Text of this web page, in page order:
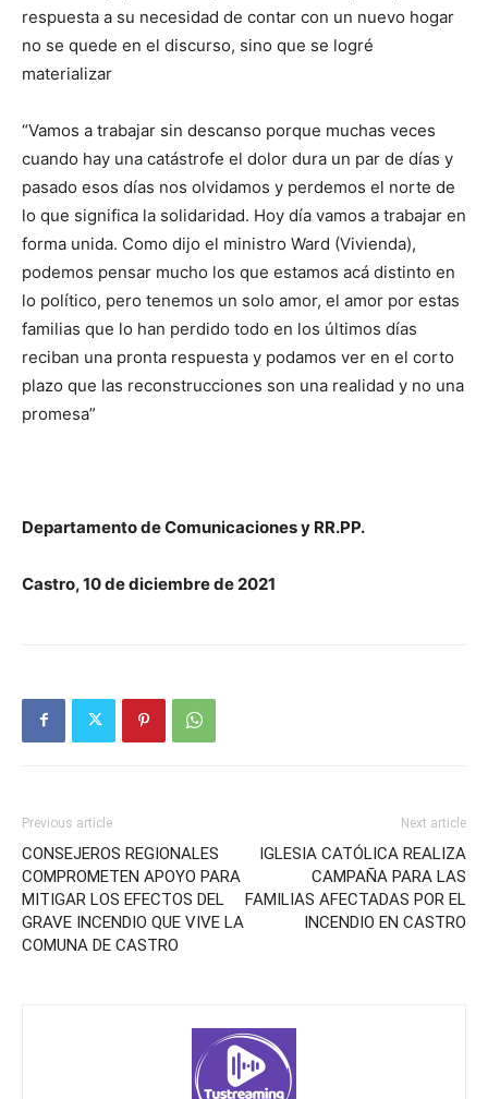
respuesta a su necesidad de contar con un nuevo hogar
no se quede en el discurso, sino que se logré
materializar
“Vamos a trabajar sin descanso porque muchas veces
cuando hay una catástrofe el dolor dura un par de días y
pasado esos días nos olvidamos y perdemos el norte de
lo que significa la solidaridad. Hoy día vamos a trabajar en
forma unida. Como dijo el ministro Ward (Vivienda),
podemos pensar mucho los que estamos acá distinto en
lo político, pero tenemos un solo amor, el amor por estas
familias que lo han perdido todo en los últimos días
reciban una pronta respuesta y podamos ver en el corto
plazo que las reconstrucciones son una realidad y no una
promesa”
Departamento de Comunicaciones y RR.PP.
Castro, 10 de diciembre de 2021
Previous article
CONSEJEROS REGIONALES
COMPROMETEN APOYO PARA
MITIGAR LOS EFECTOS DEL
GRAVE INCENDIO QUE VIVE LA
COMUNA DE CASTRO
Next article
IGLESIA CATÓLICA REALIZA
CAMPAÑA PARA LAS
FAMILIAS AFECTADAS POR EL
INCENDIO EN CASTRO